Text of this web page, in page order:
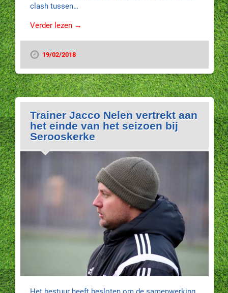
clash tussen…
Verder lezen →
19/02/2018
Trainer Jacco Nelen vertrekt aan
het einde van het seizoen bij
Serooskerke